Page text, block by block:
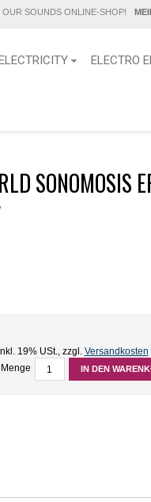
OUR SOUNDS ONLINE-SHOP!
ELECTRO
SONOMOSIS
19% USt. zzgl. Versandkosten
Menge
IN DEN